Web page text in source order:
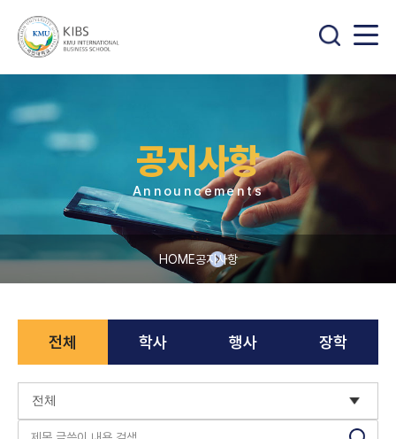
공지사항
Announcements
HOME공지사항
전체 학사 행사 장학